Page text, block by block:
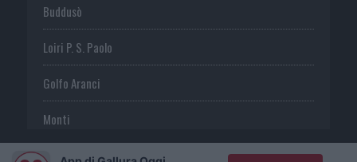
Buddusò
Loiri P. S. Paolo
Golfo Aranci
Monti
Telti